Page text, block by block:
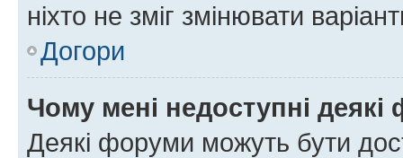
ніхто не зміг змінювати
Догори
Чому мені недоступні
Деякі форуми можуть бути